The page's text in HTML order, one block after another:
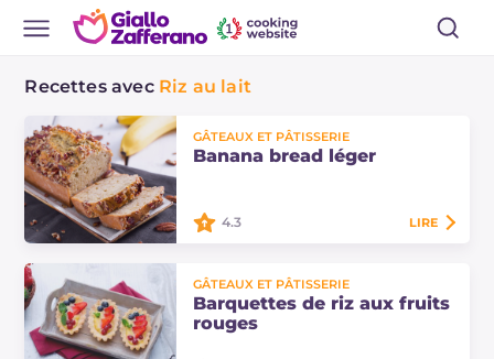
Recettes avec Riz au lait
GÂTEAUX ET PÂTISSERIE
Banana bread léger
à la banane sans sucre et sans
lactose, parfait pour un petit-
déjeuner énergétique et
4.3 LIRE
GÂTEAUX ET PÂTISSERIE
Barquettes de riz aux fruits
rouges